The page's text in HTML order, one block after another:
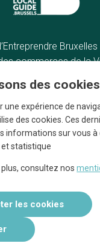
commerces de la
Artisans
A
On
des cookies
une expérience de
des cookies. Ces
informations sur vous à
statistique
plus, consultez nos
les cookies